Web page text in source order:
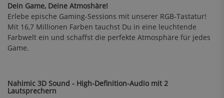
Dein Game, Deine Atmoshäre!
Erlebe epische Gaming-Sessions mit unserer RGB-Tastatur!
Mit 16,7 Millionen Farben tauchst Du in eine leuchtende
Farbwelt ein und schaffst die perfekte Atmosphäre für jedes
Game.
Nahimic 3D Sound - High-Definition-Audio mit 2
Lautsprechern